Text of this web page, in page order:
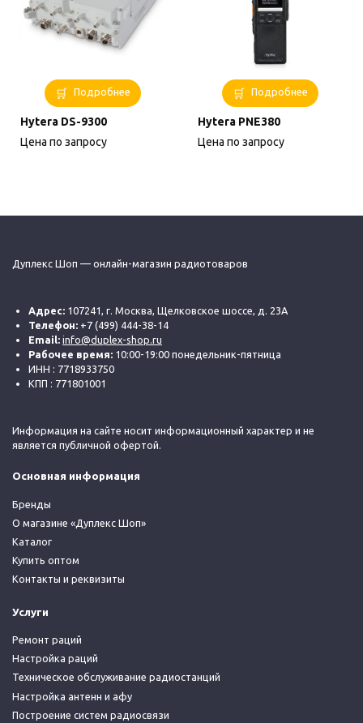
Подробнее
Hytera DS-9300
Цена по запросу
Подробнее
Hytera PNE380
Цена по запросу
Дуплекс Шоп — онлайн-магазин радиотоваров
Адрес: 107241, г. Москва, Щелковское шоссе, д. 23А
Телефон: +7 (499) 444-38-14
Email: info@duplex-shop.ru
Рабочее время: 10:00-19:00 понедельник-пятница
ИНН : 7718933750
КПП : 771801001
Информация на сайте носит информационный характер и не
является публичной офертой.
Основная информация
Бренды
О магазине «Дуплекс Шоп»
Каталог
Купить оптом
Контакты и реквизиты
Услуги
Ремонт раций
Настройка раций
Техническое обслуживание радиостанций
Настройка антенн и афу
Построение систем радиосвязи